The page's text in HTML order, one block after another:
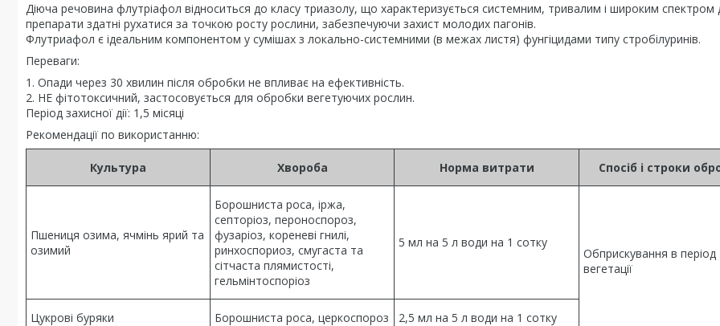
Діюча речовина флутріафол відноситься до класу триазолу, що характеризується системним, тривалим і широким спектром
препарати здатні рухатися за точкою росту рослини, забезпечуючи захист молодих пагонів.
Флутриафол є ідеальним компонентом у сумішах з локально-системними (в межах листя) фунгіцидами типу стробілуринів.
Переваги:
1. Опади через 30 хвилин після обробки не впливає на ефективність.
2. НЕ фітотоксичний, застосовується для обробки вегетуючих рослин.
Період захисної дії: 1,5 місяці
Рекомендації по використанню:
Культура Хвороба Норма витрати Спосіб і строки
Пшениця озима, ячмінь ярий та
озимий
Борошниста роса, іржа,
септоріоз, пероноспороз,
фузаріоз, кореневі гнилі,
ринхоспориоз, смугаста та
сітчаста плямистості,
гельмінтоспоріоз
5 мл на 5 л води на 1 сотку
Обприскування в період
вегетації
Цукрові буряки Борошниста роса, церкоспороз 2,5 мл на 5 л води на 1 сотку